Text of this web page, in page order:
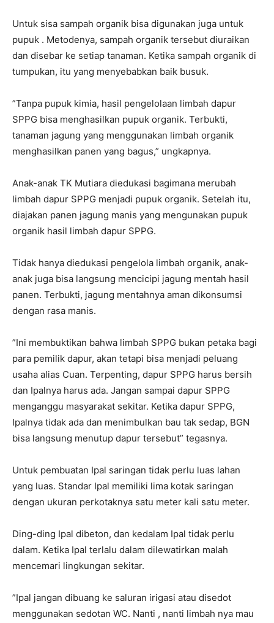
Untuk sisa sampah organik bisa digunakan juga untuk
pupuk . Metodenya, sampah organik tersebut diuraikan
dan disebar ke setiap tanaman. Ketika sampah organik di
tumpukan, itu yang menyebabkan baik busuk.
‎”Tanpa pupuk kimia, hasil pengelolaan limbah dapur
SPPG bisa menghasilkan pupuk organik. Terbukti,
tanaman jagung yang menggunakan limbah organik
menghasilkan panen yang bagus,” ungkapnya.
‎Anak-anak TK Mutiara diedukasi bagimana merubah
limbah dapur SPPG menjadi pupuk organik. Setelah itu,
diajakan panen jagung manis yang mengunakan pupuk
organik hasil limbah dapur SPPG.
‎Tidak hanya diedukasi pengelola limbah organik, anak-
anak juga bisa langsung mencicipi jagung mentah hasil
panen. Terbukti, jagung mentahnya aman dikonsumsi
dengan rasa manis.
‎”Ini membuktikan bahwa limbah SPPG bukan petaka bagi
para pemilik dapur, akan tetapi bisa menjadi peluang
usaha alias Cuan. Terpenting, dapur SPPG harus bersih
dan Ipalnya harus ada. Jangan sampai dapur SPPG
menganggu masyarakat sekitar. Ketika dapur SPPG,
Ipalnya tidak ada dan menimbulkan bau tak sedap, BGN
bisa langsung menutup dapur tersebut” tegasnya.
‎Untuk pembuatan Ipal saringan tidak perlu luas lahan
yang luas. Standar Ipal memiliki lima kotak saringan
dengan ukuran perkotaknya satu meter kali satu meter.
Ding-ding Ipal dibeton, dan kedalam Ipal tidak perlu
dalam. Ketika Ipal terlalu dalam dilewatirkan malah
mencemari lingkungan sekitar.
‎”Ipal jangan dibuang ke saluran irigasi atau disedot
menggunakan sedotan WC. Nanti , nanti limbah nya mau